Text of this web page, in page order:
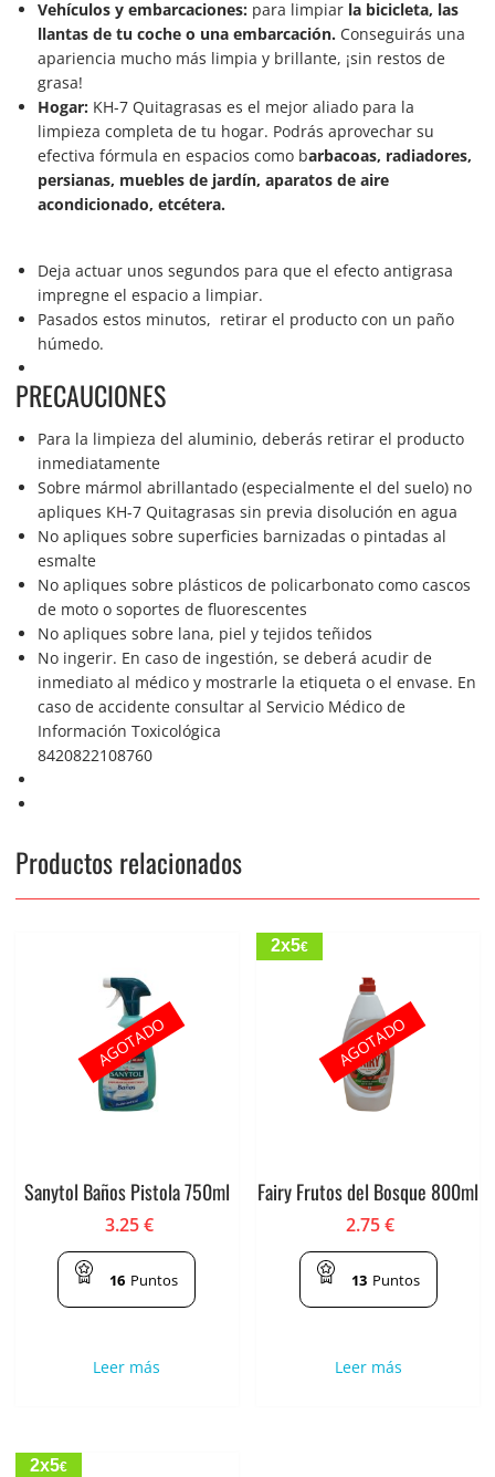
Vehículos y embarcaciones: para limpiarla bicicleta, las
llantas de tu coche o una embarcación. Conseguirás una
apariencia mucho más limpia y brillante, ¡sin restos de
grasa!
Hogar: KH-7 Quitagrasas es el mejor aliado para la
limpieza completa de tu hogar. Podrás aprovechar su
efectiva fórmula en espacios como barbacoas, radiadores,
persianas, muebles de jardín, aparatos de aire
acondicionado, etcétera.
Deja actuar unos segundos para que el efecto antigrasa
impregne el espacio a limpiar.
Pasados estos minutos, retirar el producto con un paño
húmedo.
PRECAUCIONES
Para la limpieza del aluminio, deberás retirar el producto
inmediatamente
Sobre mármol abrillantado (especialmente el del suelo) no
apliques KH-7 Quitagrasas sin previa disolución en agua
No apliques sobre superficies barnizadas o pintadas al
esmalte
No apliques sobre plásticos de policarbonato como cascos
de moto o soportes de fluorescentes
No apliques sobre lana, piel y tejidos teñidos
No ingerir. En caso de ingestión, se deberá acudir de
inmediato al médico y mostrarle la etiqueta o el envase. En
caso de accidente consultar al Servicio Médico de
Información Toxicológica
8420822108760
Productos relacionados
Sanytol Baños Pistola 750ml
3.25€
16 Puntos
Leer más
AGOTADO
2x5€
Fairy Frutos del Bosque 800ml
2.75€
13 Puntos
Leer más
AGOTADO
2x5€